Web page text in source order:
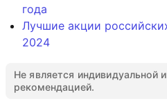
года
Лучшие акции
2024
Не является индивидуальной
рекомендацией.